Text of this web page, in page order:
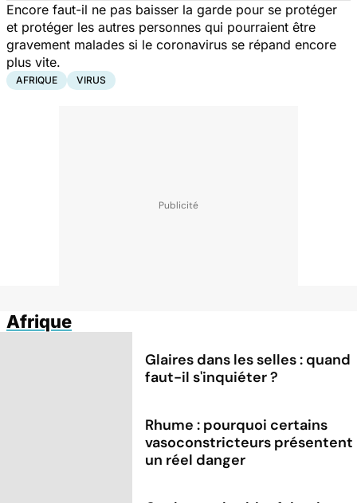
Encore faut-il ne pas baisser la garde pour se protéger
et protéger les autres personnes qui pourraient être
gravement malades si le coronavirus se répand encore
plus vite.
AFRIQUE VIRUS
Afrique
Glaires dans les selles : quand
faut-il s'inquiéter ?
Rhume : pourquoi certains
vasoconstricteurs présentent
un réel danger